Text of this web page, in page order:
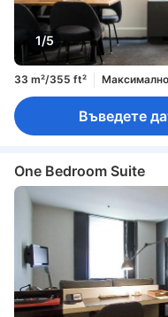
1/5
33 m²/355 ft²
Въведете
One Bedroom Suite